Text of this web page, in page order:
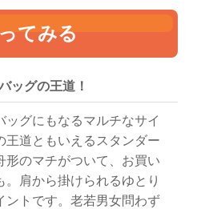
110
てみる
ッグの王道！
ッグにもなるマルチなサイ
王道ともいえるスタンダー
形のマチがついて、お買い
肩から掛けられるゆとり
ントです。老若男女問わず